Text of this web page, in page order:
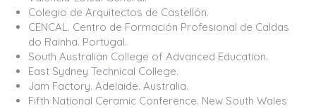
Colegio de Arquitectos de Castellón.
CENCAL. Centro de Formación Profesional de Caldas
do Rainha. Portugal.
South Australian College of Advanced Education.
East Sydney Technical College.
Jam Factory. Adelaide. Australia.
Fifth National Ceramic Conference. New South Wales